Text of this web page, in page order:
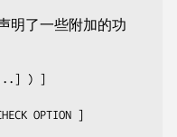
明了一些附加的功
) ]